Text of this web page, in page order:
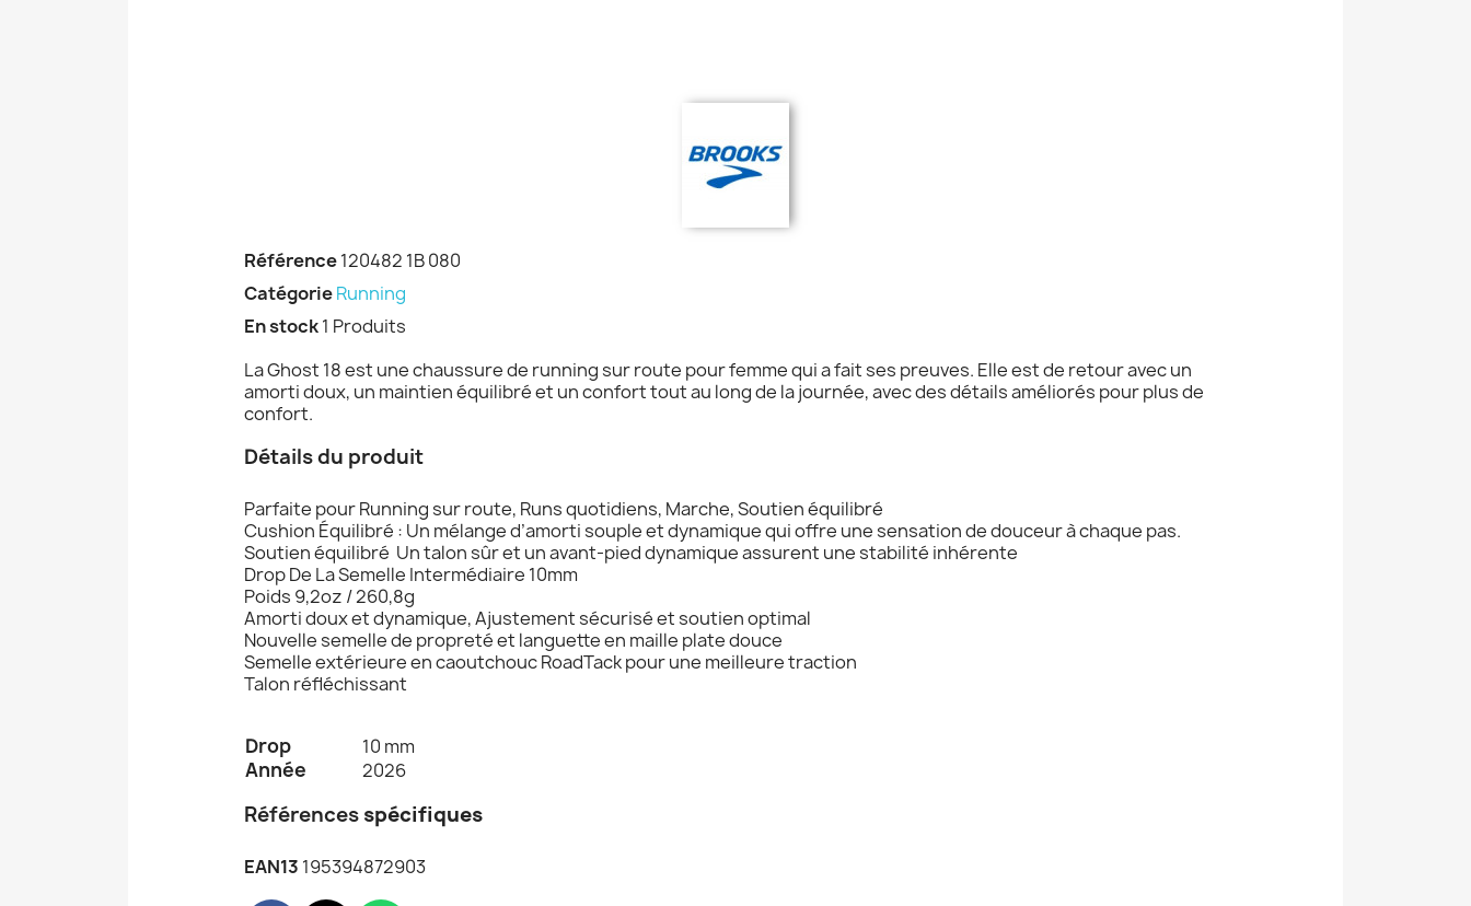
Référence120482 1B 080
CatégorieRunning
En stock1 Produits
La Ghost 18 est une chaussure de running sur route pour femme qui a fait ses preuves. Elle est de retour avec un
amorti doux, un maintien équilibré et un confort tout au long de la journée, avec des détails améliorés pour plus de
confort.
Détails du produit
Parfaite pour Running sur route, Runs quotidiens, Marche, Soutien équilibré
Cushion Équilibré : Un mélange d’amorti souple et dynamique qui offre une sensation de douceur à chaque pas.
Soutien équilibré Un talon sûr et un avant-pied dynamique assurent une stabilité inhérente
Drop De La Semelle Intermédiaire 10mm
Poids 9,2oz / 260,8g
Amorti doux et dynamique, Ajustement sécurisé et soutien optimal
Nouvelle semelle de propreté et languette en maille plate douce
Semelle extérieure en caoutchouc RoadTack pour une meilleure traction
Talon réfléchissant
Drop 10 mm
Année 2026
Références spécifiques
EAN13 195394872903